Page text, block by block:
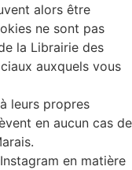
alors être
ne sont pas
la Librairie des
auxquels vous
leurs propres
en aucun cas de
en matière